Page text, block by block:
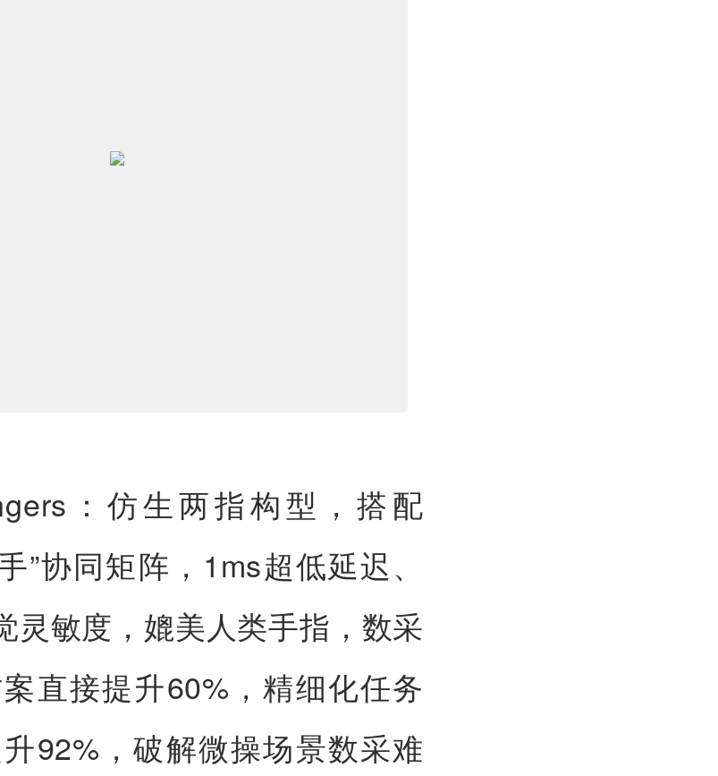
：仿生两指构型，搭配
”协同矩阵，1ms超低延迟、
灵敏度，媲美人类手指，数采
直接提升60%，精细化任务
92%，破解微操场景数采难